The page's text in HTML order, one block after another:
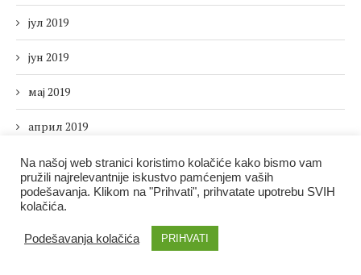
јул 2019
јун 2019
мај 2019
април 2019
март 2019
фебруар 2019
Na našoj web stranici koristimo kolačiće kako bismo vam
pružili najrelevantnije iskustvo pamćenjem vaših
podešavanja. Klikom na "Prihvati", prihvatate upotrebu SVIH
kolačića.
Podešavanja kolačića PRIHVATI